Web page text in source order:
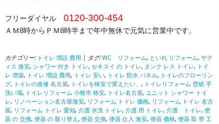
フリーダイヤル 0120-300-454
ＡＭ8時からＰＭ8時半まで年中無休で元気に営業中です。
カテゴリー: トイレ 増設 費用 | タグ: WC リフォーム, といれ リフォーム, サテ
ィス 激安, シャワー 付き トイレ, セキスイ の トイレ, タンク レス トイレ, トイ
レ 増築, トイレ 増設 費用, トイレ 安い, トイレ 防水 パネル, トイレのフローリン
グ, トイレの改修 名古屋, トイレを格安で変えたい、 , トイレリフォーム 壁紙 手
洗い場, トイレリフォーム 小牧市 格安, トイレ名古屋, ユニット シャワー トイ
レ, リノベーション名古屋激安, リフォーム トイレ 価格, リフォーム トイレ 名古
屋, リフォーム トイレ 愛知, 介護 水洗 トイレ, 介護 用 トイレ, 介護 トイレ, 便
器 の 交換, 便器 の 取り替え , 便器 交換, 便器 仕入 激安, 便器 価格, 便器 取 替 工